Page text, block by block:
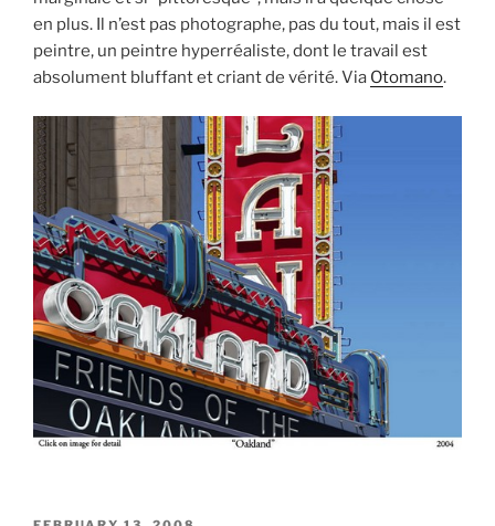
en plus. Il n’est pas photographe, pas du tout, mais il est
peintre, un peintre hyperréaliste, dont le travail est
absolument bluffant et criant de vérité. Via Otomano.